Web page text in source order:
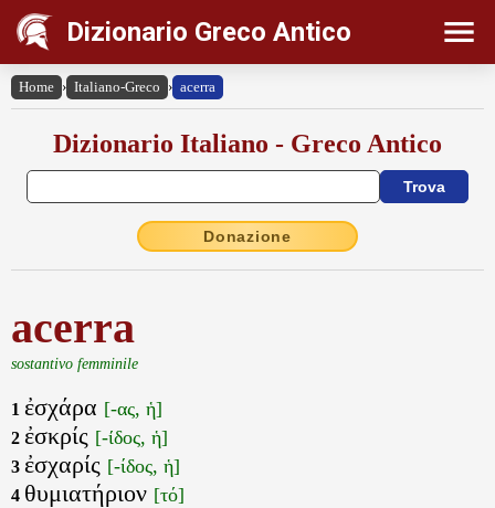
Dizionario Greco Antico
Home › Italiano-Greco › acerra
Dizionario Italiano - Greco Antico
Donazione
acerra
sostantivo femminile
1 ἐσχάρα [-ας, ἡ]
2 ἐσκρίς [-ίδος, ἡ]
3 ἐσχαρίς [-ίδος, ἡ]
4 θυμιατήριον [τό]